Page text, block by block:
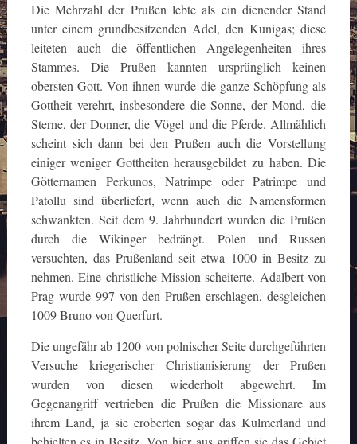
Die Mehrzahl der Prußen lebte als ein dienender Stand
unter einem grundbesitzenden Adel, den Kunigas; diese
leiteten auch die öffentlichen Angelegenheiten ihres
Stammes. Die Prußen kannten ursprünglich keinen
obersten Gott. Von ihnen wurde die ganze Schöpfung als
Gottheit verehrt, insbesondere die Sonne, der Mond, die
Sterne, der Donner, die Vögel und die Pferde. Allmählich
scheint sich dann bei den Prußen auch die Vorstellung
einiger weniger Gottheiten herausgebildet zu haben. Die
Götternamen Perkunos, Natrimpe oder Patrimpe und
Patollu sind überliefert, wenn auch die Namensformen
schwankten. Seit dem 9. Jahrhundert wurden die Prußen
durch die Wikinger bedrängt. Polen und Russen
versuchten, das Prußenland seit etwa 1000 in Besitz zu
nehmen. Eine christliche Mission scheiterte. Adalbert von
Prag wurde 997 von den Prußen erschlagen, desgleichen
1009 Bruno von Querfurt.
Die ungefähr ab 1200 von polnischer Seite durchgeführten
Versuche kriegerischer Christianisierung der Prußen
wurden von diesen wiederholt abgewehrt. Im
Gegenangriff vertrieben die Prußen die Missionare aus
ihrem Land, ja sie eroberten sogar das Kulmerland und